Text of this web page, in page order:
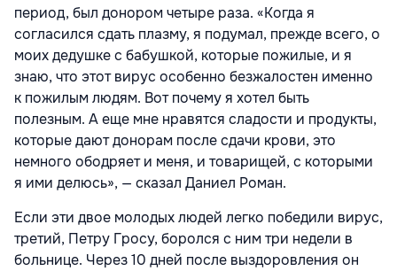
период, был донором четыре раза. «Когда я
согласился сдать плазму, я подумал, прежде всего, о
моих дедушке с бабушкой, которые пожилые, и я
знаю, что этот вирус особенно безжалостен именно
к пожилым людям. Вот почему я хотел быть
полезным. А еще мне нравятся сладости и продукты,
кото­рые дают донорам после сдачи крови, это
немного ободряет и меня, и товарищей, с которыми
я ими делюсь», — сказал Даниел Роман.
Если эти двое молодых людей легко победили вирус,
третий, Петру Гросу, боролся с ним три недели в
больнице. Через 10 дней после выздоровления он